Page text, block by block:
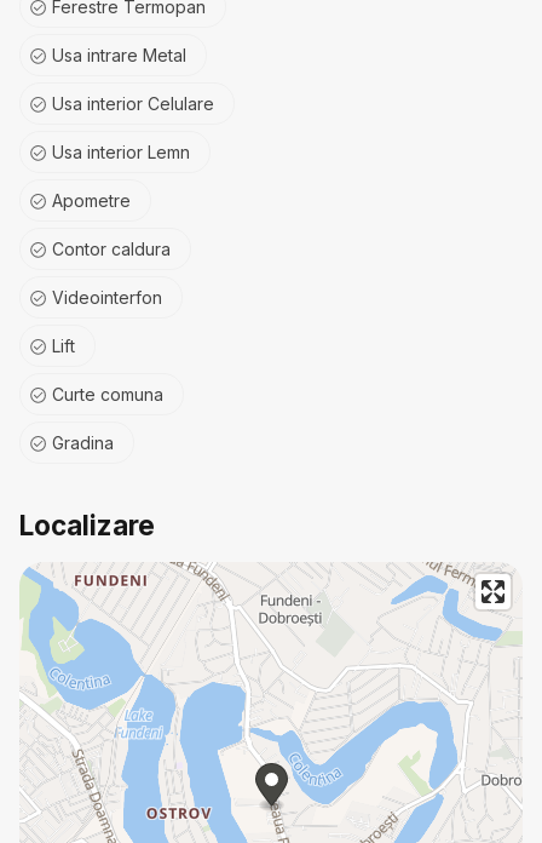
Ferestre Termopan
Usa intrare Metal
Usa interior Celulare
Usa interior Lemn
Apometre
Contor caldura
Videointerfon
Lift
Curte comuna
Gradina
Localizare